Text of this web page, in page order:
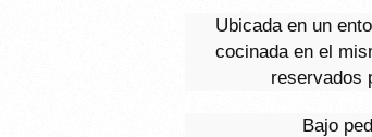
Ubicada en un
cocinada en el
reservados
Bajo